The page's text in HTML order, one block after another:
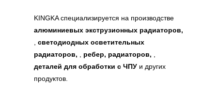
KINGKA специализируется на производстве
алюминиевых экструзионных радиаторов,
, светодиодных осветительных
радиаторов, , ребер, радиаторов, ,
деталей для обработки с ЧПУ и других
продуктов.